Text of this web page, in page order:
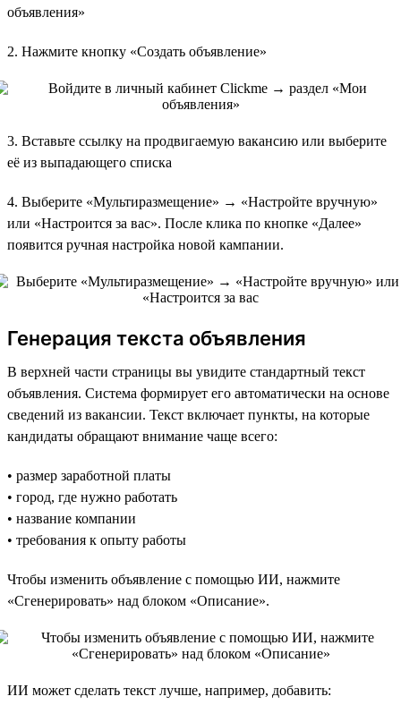
объявления»
2. Нажмите кнопку «Создать объявление»
3. Вставьте ссылку на продвигаемую вакансию или выберите
её из выпадающего списка
4. Выберите «Мультиразмещение» → «Настройте вручную»
или «Настроится за вас». После клика по кнопке «Далее»
появится ручная настройка новой кампании.
Генерация текста объявления
В верхней части страницы вы увидите стандартный текст
объявления. Система формирует его автоматически на основе
сведений из вакансии. Текст включает пункты, на которые
кандидаты обращают внимание чаще всего:
• размер заработной платы
• город, где нужно работать
• название компании
• требования к опыту работы
Чтобы изменить объявление с помощью ИИ, нажмите
«Сгенерировать» над блоком «Описание».
ИИ может сделать текст лучше, например, добавить: